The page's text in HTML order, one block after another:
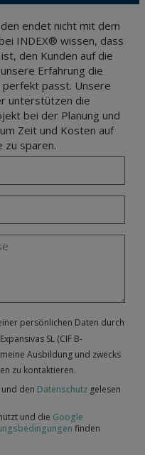
Data Protection Regulation
Rioja).endet nicht mit dem
INDEX® wissen, dass
den Kunden auf die
Erfahrung die
perfekt passt. Unsere
unterstützen die
bei der Planung und
Zeit und Kosten auf
zu sparen.
persönlichen Daten durch
SL (CIF B-
Ausbildung und zwecks
zu kontaktieren.
und den Datenschutz gelesen
und die Google
finden